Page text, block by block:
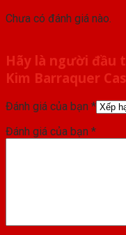
Chưa có đánh giá nào.
Hãy là người đầu
Kim Barraquer
Đánh giá của bạn *
Đánh giá của bạn *